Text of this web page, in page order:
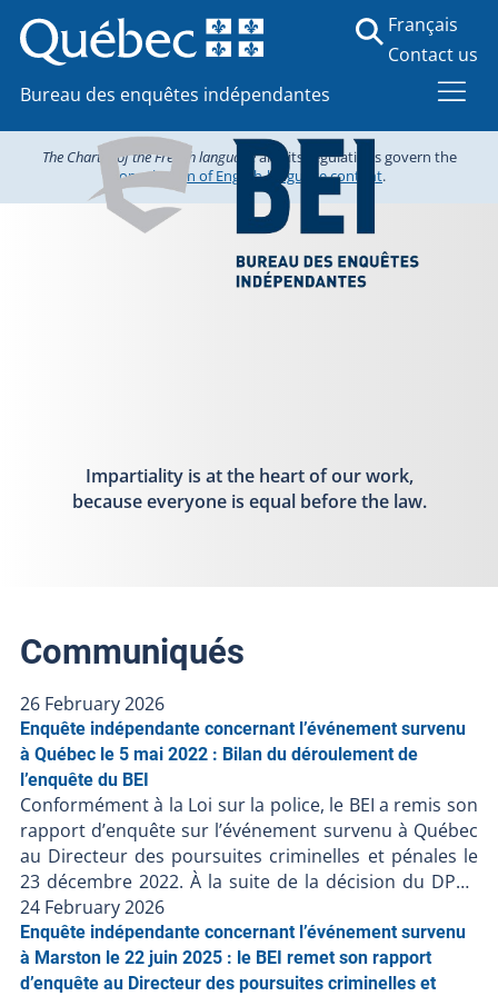
Bureau des enquêtes indépendantes
Français
Contact us
The Charter of the French languageand its regulations govern the
consultation of English-language content.
Impartiality is at the heart of our work,
because everyone is equal before the law.
Communiqués
26 February 2026
Enquête indépendante concernant l’événement survenu
à Québec le 5 mai 2022 : Bilan du déroulement de
l’enquête du BEI
Conformément à la Loi sur la police, le BEI a remis son
rapport d’enquête sur l’événement survenu à Québec
au Directeur des poursuites criminelles et pénales le
23 décembre 2022. À la suite de la décision du DPCP
de ne pas porter d’accusation contre les policiers
impliqués, et en l’absence de faits nouveaux, le BEI clôt
le dossier BEI-220506-001. Les procédures judiciaires
étant terminées, le BEI publie son bilan de l’enquête à
24 February 2026
Enquête indépendante concernant l’événement survenu
à Marston le 22 juin 2025 : le BEI remet son rapport
d’enquête au Directeur des poursuites criminelles et